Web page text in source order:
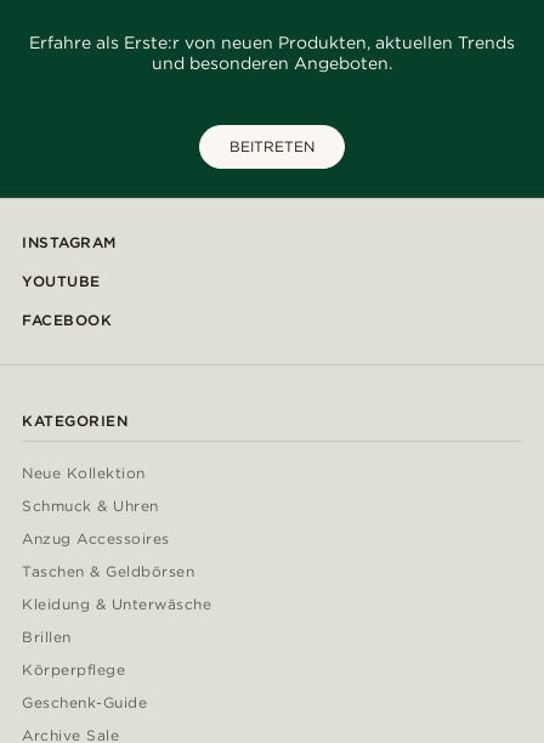
Erfahre als Erste:r von neuen Produkten, aktuellen Trends
und besonderen Angeboten.
BEITRETEN
INSTAGRAM
YOUTUBE
FACEBOOK
KATEGORIEN
Neue Kollektion
Schmuck & Uhren
Anzug Accessoires
Taschen & Geldbörsen
Kleidung & Unterwäsche
Brillen
Körperpflege
Geschenk-Guide
Archive Sale